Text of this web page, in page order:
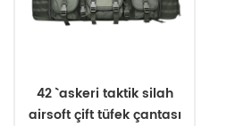
42 `` askeri taktik silah
airsoft çift tüfek çantası